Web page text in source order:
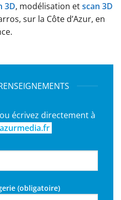
3D, modélisation etscan 3D
sur la Côte d’Azur, en
écrivez directement à
(obligatoire)